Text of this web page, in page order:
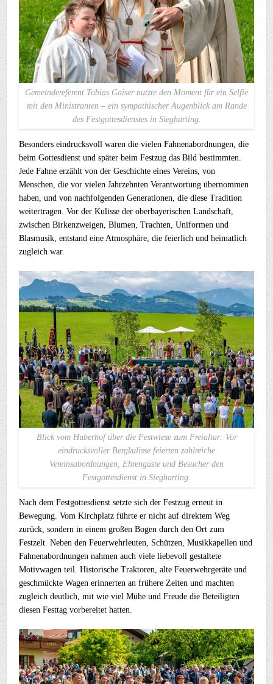
Gemeindereferent Tobias Gaiser nutzte den Moment für ein Selfie
mit den Ministranten – ein sympathischer Augenblick am Rande
des Festgottesdienstes in Siegharting.
Besonders eindrucksvoll waren die vielen Fahnenabordnungen, die
beim Gottesdienst und später beim Festzug das Bild bestimmten.
Jede Fahne erzählt von der Geschichte eines Vereins, von
Menschen, die vor vielen Jahrzehnten Verantwortung übernommen
haben, und von nachfolgenden Generationen, die diese Tradition
weitertragen. Vor der Kulisse der oberbayerischen Landschaft,
zwischen Birkenzweigen, Blumen, Trachten, Uniformen und
Blasmusik, entstand eine Atmosphäre, die feierlich und heimatlich
zugleich war.
Blick vom Huberhof über die Festwiese zum Freialtar: Vor
eindrucksvoller Bergkulisse feierten zahlreiche
Vereinsabordnungen, Ehrengäste und Besucher den
Festgottesdienst in Siegharting.
Nach dem Festgottesdienst setzte sich der Festzug erneut in
Bewegung. Vom Kirchplatz führte er nicht auf direktem Weg
zurück, sondern in einem großen Bogen durch den Ort zum
Festzelt. Neben den Feuerwehrleuten, Schützen, Musikkapellen und
Fahnenabordnungen nahmen auch viele liebevoll gestaltete
Motivwagen teil. Historische Traktoren, alte Feuerwehrgeräte und
geschmückte Wagen erinnerten an frühere Zeiten und machten
zugleich deutlich, mit wie viel Mühe und Freude die Beteiligten
diesen Festtag vorbereitet hatten.